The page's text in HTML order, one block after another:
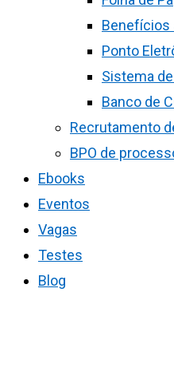
Benefícios
Ponto
Sistema
Banco de
Recrutamento
BPO de
Ebooks
Eventos
Vagas
Testes
Blog